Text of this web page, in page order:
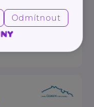
ČR
Odmítnout